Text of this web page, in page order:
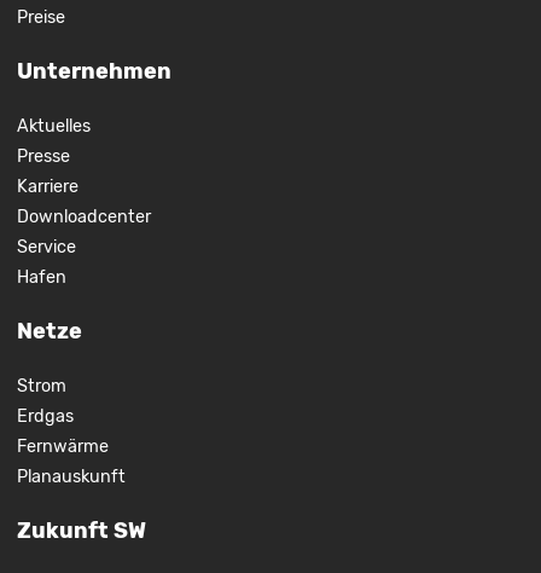
Preise
Unternehmen
Aktuelles
Presse
Karriere
Downloadcenter
Service
Hafen
Netze
Strom
Erdgas
Fernwärme
Planauskunft
Zukunft SW